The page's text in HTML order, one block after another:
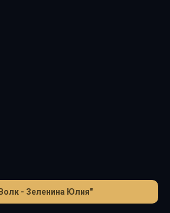
признаки, характерные для... волка!
- Зеленина Юлия"